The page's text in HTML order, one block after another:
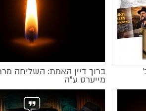
ברוך דיין האמת: השליחה
מייערס ע"ה